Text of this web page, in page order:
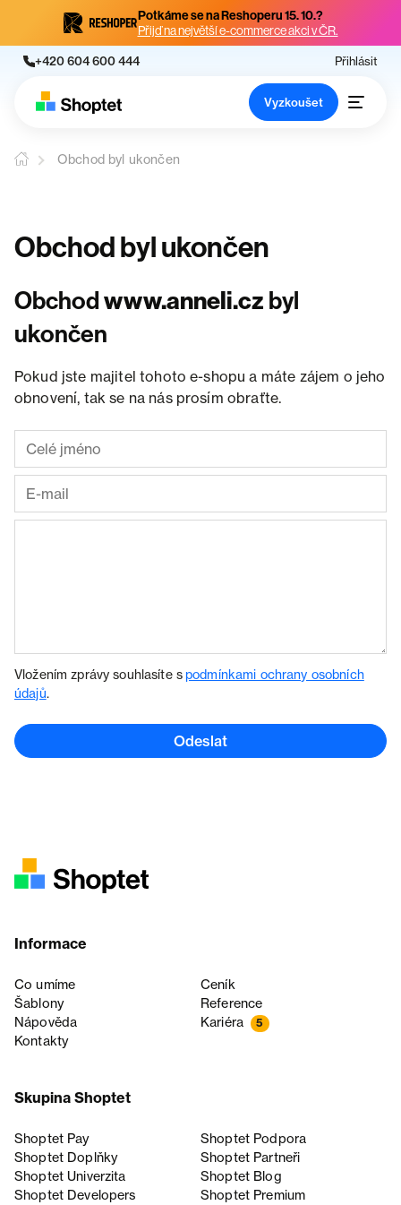
Potkáme se na Reshoperu 15. 10.?
Přijď na největší e-commerce akci v ČR.
+420 604 600 444 Přihlásit
Vyzkoušet
Obchod byl ukončen
Obchod byl ukončen
Obchodwww.anneli.cz byl
ukončen
Pokud jste majitel tohoto e-shopu a máte zájem o jeho
obnovení, tak se na nás prosím obraťte.
Vložením zprávy souhlasíte spodmínkami ochrany osobních
údajů.
Odeslat
Informace
Co umíme
Ceník
Šablony
Reference
Nápověda
Kariéra 5
Kontakty
Skupina Shoptet
Shoptet Pay
Shoptet Podpora
Shoptet Doplňky
Shoptet Partneři
Shoptet Univerzita
Shoptet Blog
Shoptet Developers
Shoptet Premium